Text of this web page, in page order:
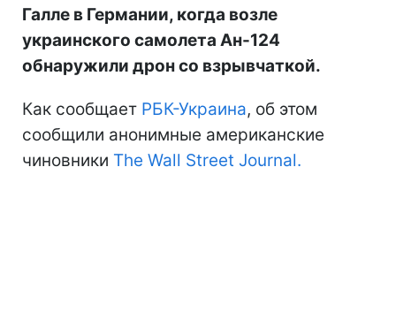
Галле в Германии, когда возле
украинского самолета Ан-124
обнаружили дрон со взрывчаткой.
Как сообщает РБК-Украина, об этом
сообщили анонимные американские
чиновники The Wall Street Journal.